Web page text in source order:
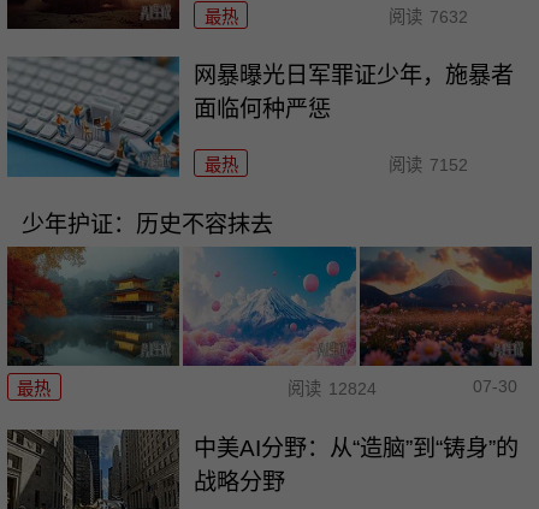
最热 阅读 7632
网暴曝光日军罪证少年，施暴者
面临何种严惩
最热 阅读 7152
少年护证：历史不容抹去
最热 阅读 12824 07-30
中美AI分野：从“造脑”到“铸身”的
战略分野